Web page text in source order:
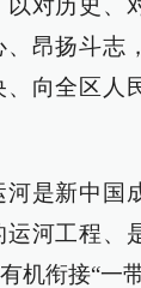
对历史、
昂扬斗志
向全区人
是新中国
河工程、
机衔接“一